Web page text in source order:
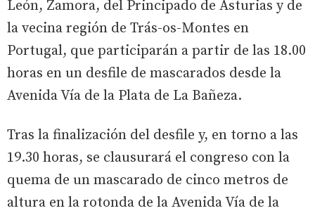
León, Zamora, del Principado de Asturias y de
la vecina región de Trás-os-Montes en
Portugal, que participarán a partir de las 18.00
horas en un desfile de mascarados desde la
Avenida Vía de la Plata de La Bañeza.
Tras la finalización del desfile y, en torno a las
19.30 horas, se clausurará el congreso con la
quema de un mascarado de cinco metros de
altura en la rotonda de la Avenida Vía de la